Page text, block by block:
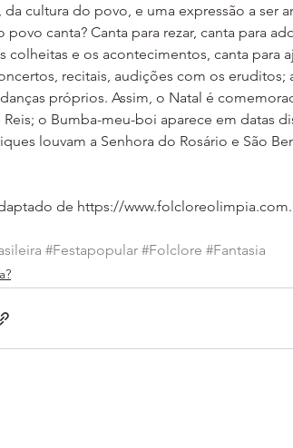
cultura do povo, e uma expressão a ser
povo canta? Canta para rezar, canta para
colheitas e os acontecimentos, canta para
recitais, audições com os eruditos;
próprios. Assim, o Natal é
Reis; o Bumba-meu-boi aparece em datas
louvam a Senhora do Rosário e São
de https://
#Festapopular #Folclore #Fantasia